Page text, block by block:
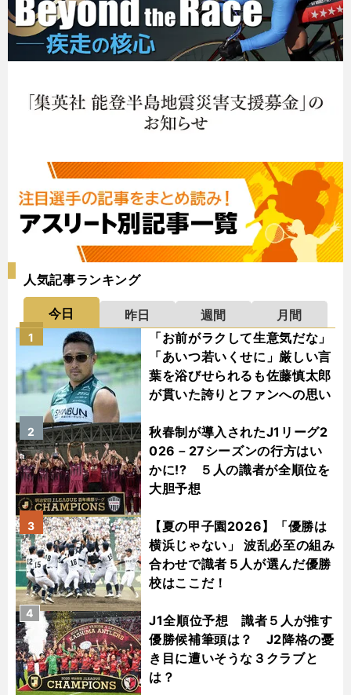
人気記事ランキング
今日 昨日 週間
月間
「お前がラクして生意気だな」
「あいつ若いくせに」厳しい言
葉を浴びせられるも佐藤慎太郎
が貫いた誇りとファンへの思い
1
秋春制が導入されたJ1リーグ2
026－27シーズンの行方はい
かに!? ５人の識者が全順位を
大胆予想
2
【夏の甲子園2026】「優勝は
横浜じゃない」 波乱必至の組み
合わせで識者５人が選んだ優勝
校はここだ！
3
J1全順位予想 識者５人が推す
優勝候補筆頭は？ J2降格の憂
き目に遭いそうな３クラブと
は？
4